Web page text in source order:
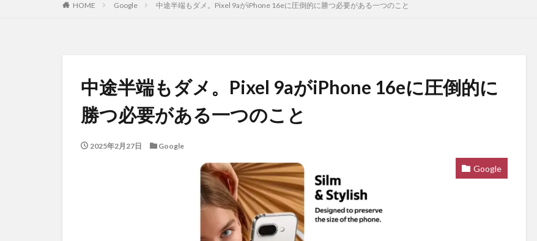
HOME Google 中途半端もダメ。Pixel 9aがiPhone 16eに圧倒的に勝つ必要がある一つのこと
中途半端もダメ。Pixel 9aがiPhone 16eに圧倒的に
勝つ必要がある一つのこと
2025年2月27日 Google
Google